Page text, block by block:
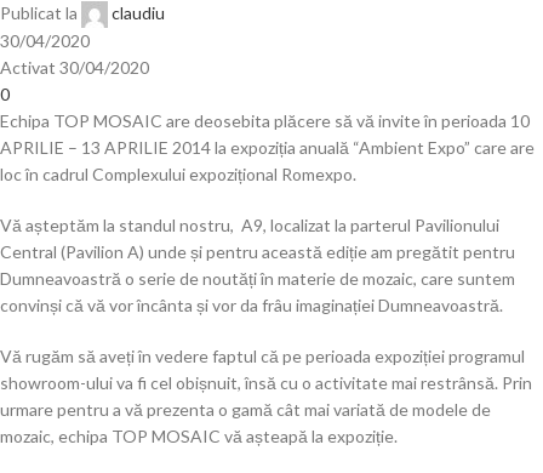
Publicat la
claudiu
30/04/2020
Activat 30/04/2020
0
Echipa TOP MOSAIC are deosebita plăcere să vă invite în perioada 10
APRILIE – 13 APRILIE 2014 la expoziția anuală “Ambient Expo” care are
loc în cadrul Complexului expozițional Romexpo.
Vă așteptăm la standul nostru, A9, localizat la parterul Pavilionului
Central (Pavilion A) unde și pentru această ediție am pregătit pentru
Dumneavoastră o serie de noutăți în materie de mozaic, care suntem
convinși că vă vor încânta și vor da frâu imaginației Dumneavoastră.
Vă rugăm să aveți în vedere faptul că pe perioada expoziției programul
showroom-ului va fi cel obișnuit, însă cu o activitate mai restrânsă. Prin
urmare pentru a vă prezenta o gamă cât mai variată de modele de
mozaic, echipa TOP MOSAIC vă așteapă la expoziție.